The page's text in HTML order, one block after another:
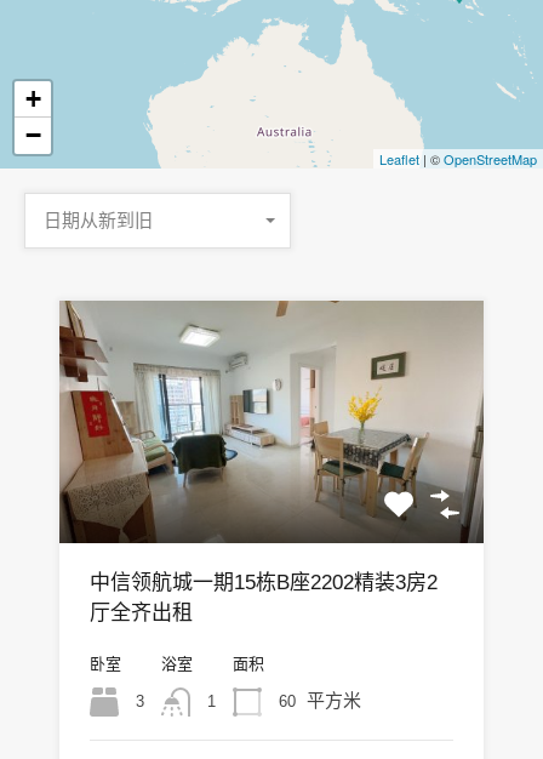
+
−
Leaflet | ©OpenStreetMap
日期从新到旧
中信领航城一期15栋B座2202精装3房2
厅全齐出租
卧室
3
浴室
1
面积
60 平方米